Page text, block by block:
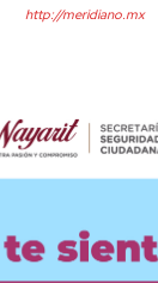
http://meridiano.mx